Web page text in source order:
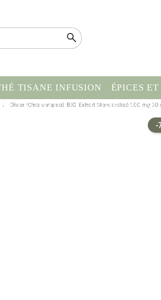
TISANE INFUSION ÉPICES
ESSENTIELLE
COMPLÉMENT
Olivier (Olea europea) BIO Extrait Standardisé 500 mg 30
-